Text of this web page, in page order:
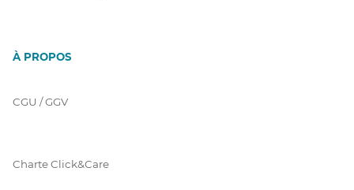
À PROPOS
CGU / GGV
Charte Click&Care